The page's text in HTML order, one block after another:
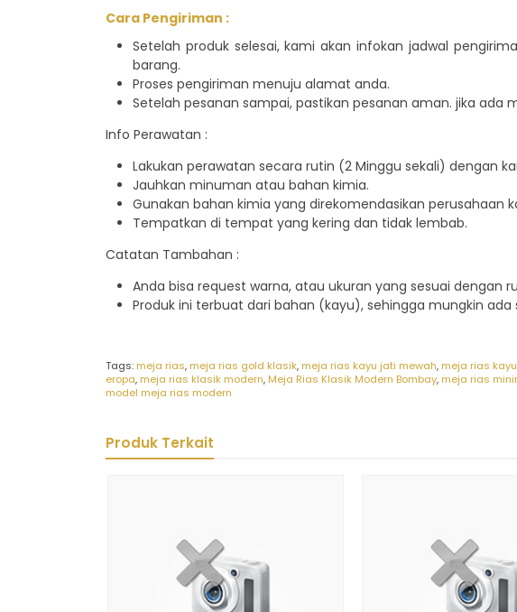
Cara Pengiriman :
Setelah produk selesai, kami akan infokan jadwal
barang.
Proses pengiriman menuju alamat anda.
Setelah pesanan sampai, pastikan pesanan aman. jika ada
Info Perawatan :
Lakukan perawatan secara rutin (2 Minggu sekali) dengan
Jauhkan minuman atau bahan kimia.
Gunakan bahan kimia yang direkomendasikan perusahaan
Tempatkan di tempat yang kering dan tidak lembab.
Catatan Tambahan :
Anda bisa request warna, atau ukuran yang sesuai dengan
Produk ini terbuat dari bahan (kayu), sehingga mungkin
Tags: meja rias, meja rias gold klasik, meja rias kayu jati mewah, meja rias
eropa, meja rias klasik modern, Meja Rias Klasik Modern Bombay, meja rias
model meja rias modern
Produk Terkait